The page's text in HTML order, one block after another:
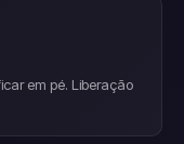
em pé. Liberação